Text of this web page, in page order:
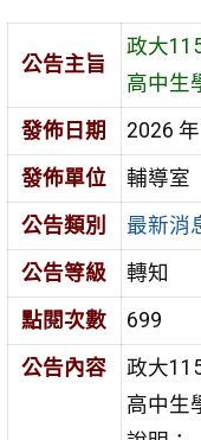
公告主旨
政大
高中生
發佈日期
2026
發佈單位
輔導室
公告類別
最新消
公告等級
轉知
點閱次數
699
公告內容
政大
高中生